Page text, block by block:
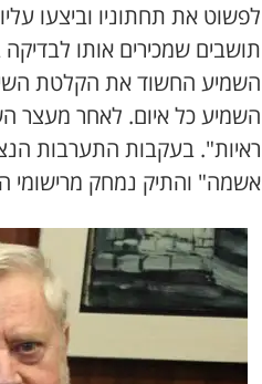
לפשוט את תחתוניו וביצעו
תושבים שמכירים אותו
השמיע החשוד את הקלטת
השמיע כל איום. לאחר מעצר
ראיות". בעקבות התערבות
אשמה" והתיק נמחק מרישומי